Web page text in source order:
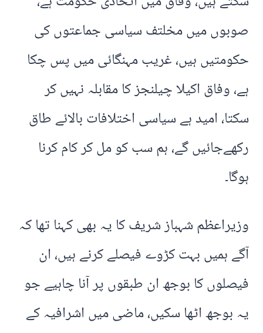
صوبوں میں مخلتف سیاسی جماعتوں کی
حکومتیں ہیں، غریب مہنگائی میں پس چکا
ہے، وفاق اکیلا چیلنجز کا مقابلہ نہیں کر
سکتا، امید ہے سیاسی اختلافات بالائے طاق
رکھےجائیں گے، ہم سب کو مل کر کام کرنا
ہوگا۔
وزیراعظم شہباز شریف کا یہ بھی کہنا تھا کہ
آگے ہمیں بہت کڑوے فیصلے کرنے ہیں، ان
فیصلوں کا بوجھ ان طبقوں پر آنا چاہیے جو
یہ بوجھ اٹھا سکیں، ماضی میں اشرافیہ کے